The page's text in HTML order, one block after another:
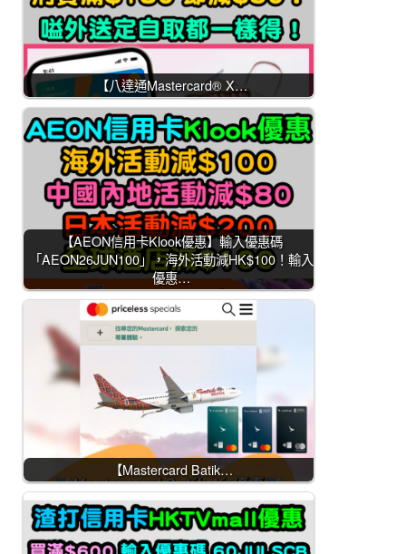
【八達通Mastercard® X…
【AEON信用卡Klook優惠】輸入優惠碼
「AEON26JUN100」，海外活動減HK$100！輸入
優惠…
【Mastercard Batik…